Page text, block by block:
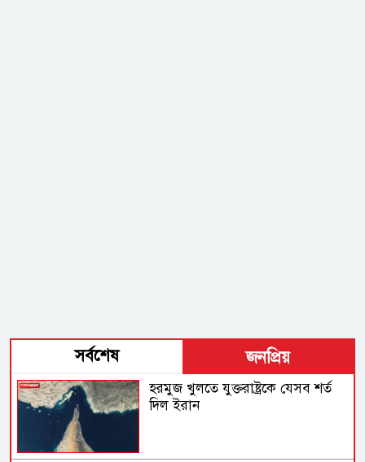
সর্বশেষ জনপ্রিয়
হরমুজ খুলতে যুক্তরাষ্ট্রকে যেসব শর্ত
দিল ইরান